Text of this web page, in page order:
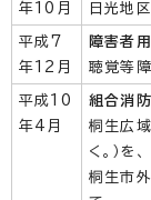
年10月
日光地
平成7
年12月
障害者
聴覚等障
平成10
年4月
組合消
桐生広
く。）を、
桐生市